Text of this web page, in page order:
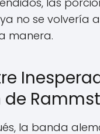
no se volvería
manera.
de
la banda